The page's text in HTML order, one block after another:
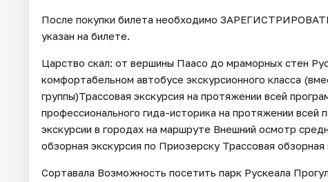
После покупки билета необходимо
указан на билете.
Царство скал: от вершины Паасо до мраморных стен
комфортабельном автобусе экскурсионного класса
группы)Трассовая экскурсия на протяжении всей
профессионального гида-историка на протяжении всей
экскурсии в городах на маршруте Внешний осмотр
обзорная экскурсия по Приозерску Трассовая обзорная
Сортавала Возможность посетить парк Рускеала